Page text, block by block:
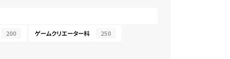
200 ゲームクリエーター科 250